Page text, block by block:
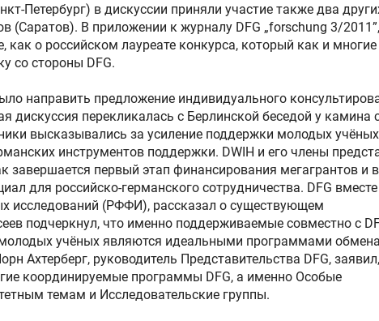
Петербург) в дискуссии приняли участие также два
(Саратов). В приложении к журналу DFG „forschung 3/2011”,
о российском лауреате конкурса, который как и многие
со стороны DFG.
направить предложение индивидуального
перекликалась с Берлинской беседой у камина
высказывались за усиление поддержки молодых
инструментов поддержки. DWIH и его члены
первый этап финансирования мегагрантов и
для российско-германского сотрудничества. DFG
исследований (РФФИ), рассказал о существующем
подчеркнул, что именно поддерживаемые совместно с
учёных являются идеальными программами
Ахтерберг, руководитель Представительства DFG,
координируемые программы DFG, а именно Особые
темам и Исследовательские группы.